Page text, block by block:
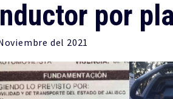
por
del 2021